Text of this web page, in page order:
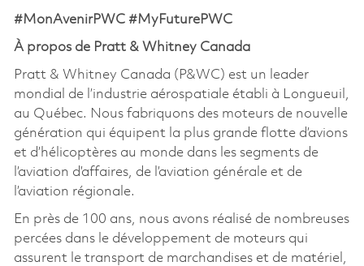
#MonAvenirPWC #MyFuturePWC
À propos de Pratt & Whitney Canada
Pratt & Whitney Canada (P&WC) est un leader
mondial de l’industrie aérospatiale établi à Longueuil,
au Québec. Nous fabriquons des moteurs de nouvelle
génération qui équipent la plus grande flotte d’avions
et d’hélicoptères au monde dans les segments de
l’aviation d’affaires, de l’aviation générale et de
l’aviation régionale.
En près de 100 ans, nous avons réalisé de nombreuses
percées dans le développement de moteurs qui
assurent le transport de marchandises et de matériel,